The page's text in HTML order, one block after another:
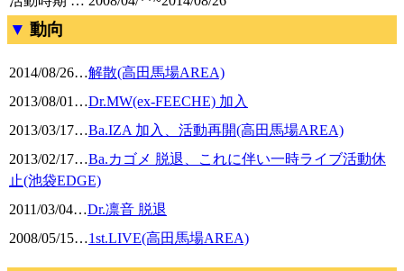
動向
2014/08/26…解散(高田馬場AREA)
2013/08/01 …Dr.MW(ex-FEECHE) 加入
2013/03/17…Ba.IZA 加入、活動再開(高田馬場AREA)
2013/02/17…Ba.カゴメ 脱退、これに伴い一時ライブ活動休
止(池袋EDGE)
2011/03/04…Dr.凛音 脱退
2008/05/15…1st.LIVE(高田馬場AREA)